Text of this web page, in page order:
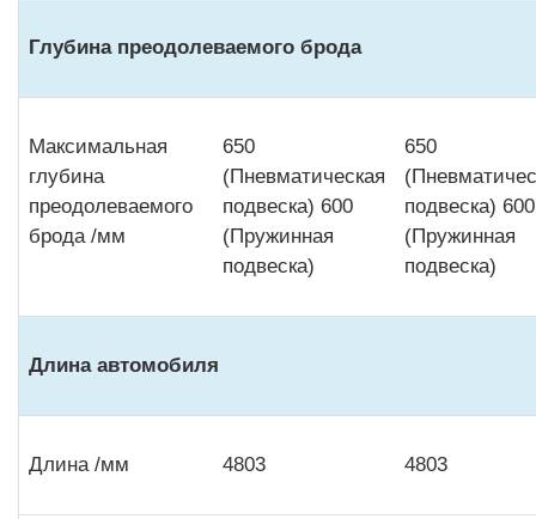
Глубина преодолеваемого брода
Максимальная
глубина
преодолеваемого
брода /мм
650
(Пневматическая
подвеска) 600
(Пружинная
подвеска)
650
подвеска) 600
(Пружинная
подвеска)
Длина автомобиля
Длина /мм 4803 4803